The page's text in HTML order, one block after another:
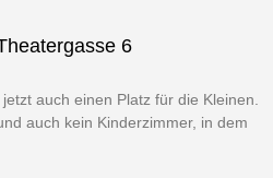
6
auch einen Platz für die Kleinen.
auch kein Kinderzimmer, in dem